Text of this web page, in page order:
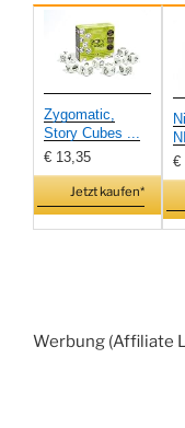
Zygomatic,
Story Cubes ...
€ 13,35
Jetzt kaufen*
€
Werbung (Affiliate